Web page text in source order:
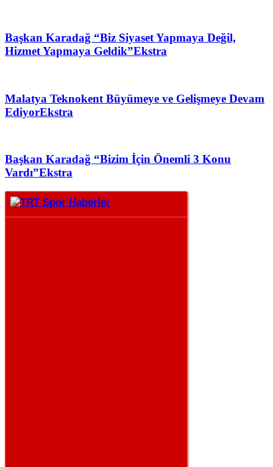
Başkan Karadağ “Biz Siyaset Yapmaya Değil,
Hizmet Yapmaya Geldik”Ekstra
Malatya Teknokent Büyümeye ve Gelişmeye Devam
EdiyorEkstra
Başkan Karadağ “Bizim İçin Önemli 3 Konu
Vardı”Ekstra